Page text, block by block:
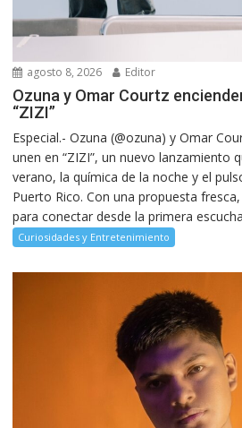
agosto 8, 2026 Editor
Ozuna y Omar Courtz
“ZIZI”
Especial.- Ozuna (@ozuna) y Omar
unen en “ZIZI”, un nuevo lanzamiento
verano, la química de la noche y el
Puerto Rico. Con una propuesta
para conectar desde la primera
Curiosidades y Entretenimiento